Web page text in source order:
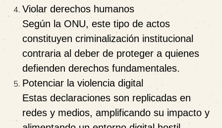
Violar derechos humanos
Según la ONU, este tipo de actos
constituyen criminalización institucional
contraria al deber de proteger a quienes
defienden derechos fundamentales.
Potenciar la violencia digital
Estas declaraciones son replicadas en
redes y medios, amplificando su impacto y